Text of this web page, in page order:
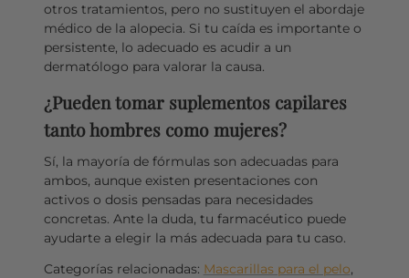
otros tratamientos, pero no sustituyen el abordaje
médico de la alopecia. Si tu caída es importante o
persistente, lo adecuado es acudir a un
dermatólogo para valorar la causa.
¿Pueden tomar suplementos capilares
tanto hombres como mujeres?
Sí, la mayoría de fórmulas son adecuadas para
ambos, aunque existen presentaciones con
activos o dosis pensadas para necesidades
concretas. Ante la duda, tu farmacéutico puede
ayudarte a elegir la más adecuada para tu caso.
Categorías relacionadas: Mascarillas para el pelo,